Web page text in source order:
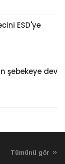
ESD'ye
şebekeye dev
Tümünü gör